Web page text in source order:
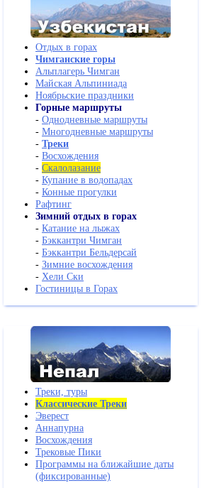
Отдых в горах
Чимганские горы
Альплагерь Чимган
Майская Альпиниада
Ноябрьские праздники
Горные маршруты
- Однодневные маршруты
- Многодневные маршруты
- Треки
- Восхождения
- Скалолазание
- Купание в водопадах
- Конные прогулки
Рафтинг
Зимний отдых в горах
- Катание на лыжах
- Бэккантри Чимган
- Бэккантри Бельдерсай
- Зимние восхождения
- Хели Ски
Гостиницы в Горах
Треки, туры
Классические Треки
Эверест
Аннапурна
Восхождения
Трековые Пики
Программы на ближайшие даты
(фиксированные)